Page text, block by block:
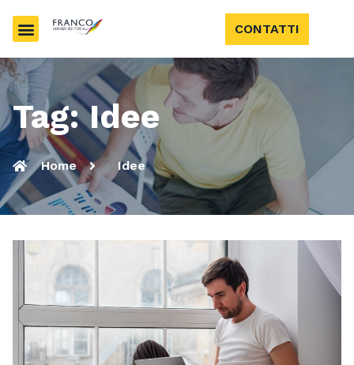
CONTATTI
Tag: Idee
Home Idee